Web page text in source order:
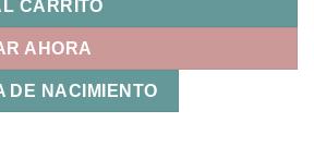
CARRITO
AHORA
DE NACIMIENTO